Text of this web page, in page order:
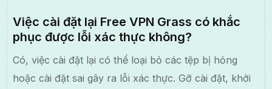
Việc cài đặt lại Free VPN Grass có khắc
phục được lỗi xác thực không?
Có, việc cài đặt lại có thể loại bỏ các tệp bị hỏng
hoặc cài đặt sai gây ra lỗi xác thực. Gỡ cài đặt, khởi